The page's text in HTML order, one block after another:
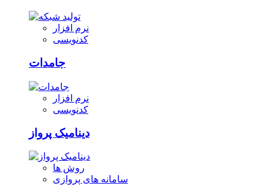
نرم افزار
کدنویسی
جامدات
نرم افزار
کدنویسی
دینامیک پرواز
روش ها
سامانه های پروازی